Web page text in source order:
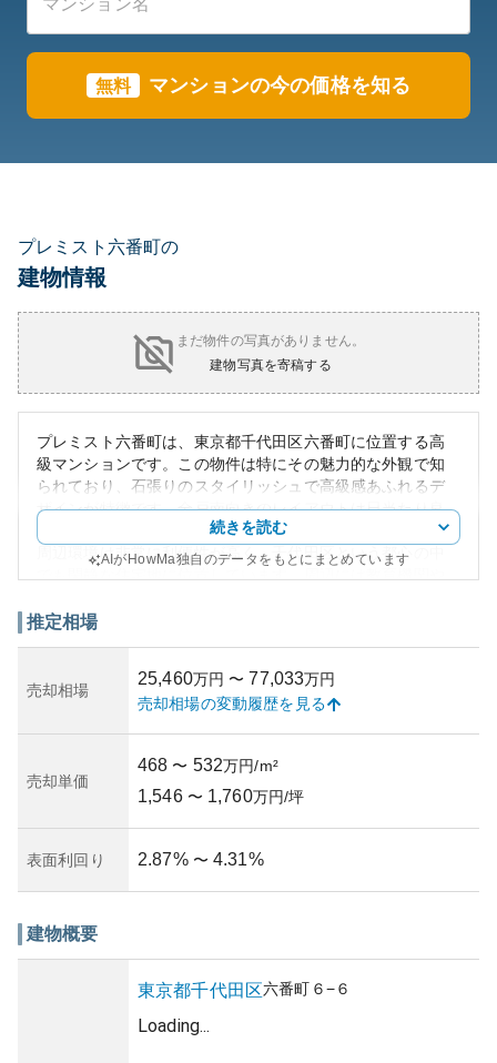
無料 マンションの今の価格を知る
プレミスト六番町の
建物情報
まだ物件の写真がありません。
建物写真を寄稿する
プレミスト六番町は、東京都千代田区六番町に位置する高
級マンションです。この物件は特にその魅力的な外観で知
られており、石張りのスタイリッシュで高級感あふれるデ
ザインが特徴です。全戸南向きのレイアウトは日当たり良
好で、住む方に快適な居住環境を提供します。
周辺環境は非常に利便性が高く、千代田区という都心の中
やすい環境が整っています。また、交通の利便性も高く、
から、今後も安定した価格維持が期待されます。ただし、
都心の物件特有の高価格が投資としてのリスク要因と考え
られる可能性もあります。そのため、購入時には市場動向
続きを読む
AIがHowMa独自のデータをもとにまとめています
推定相場
売却相場
25,460万円 〜 77,033万円
売却相場の変動履歴を見る
売却単価
468 〜 532万円/m²
1,546 〜 1,760万円/坪
表面利回り 2.87% 〜 4.31%
建物概要
東京都千代田区六番町 ６−６
Loading...